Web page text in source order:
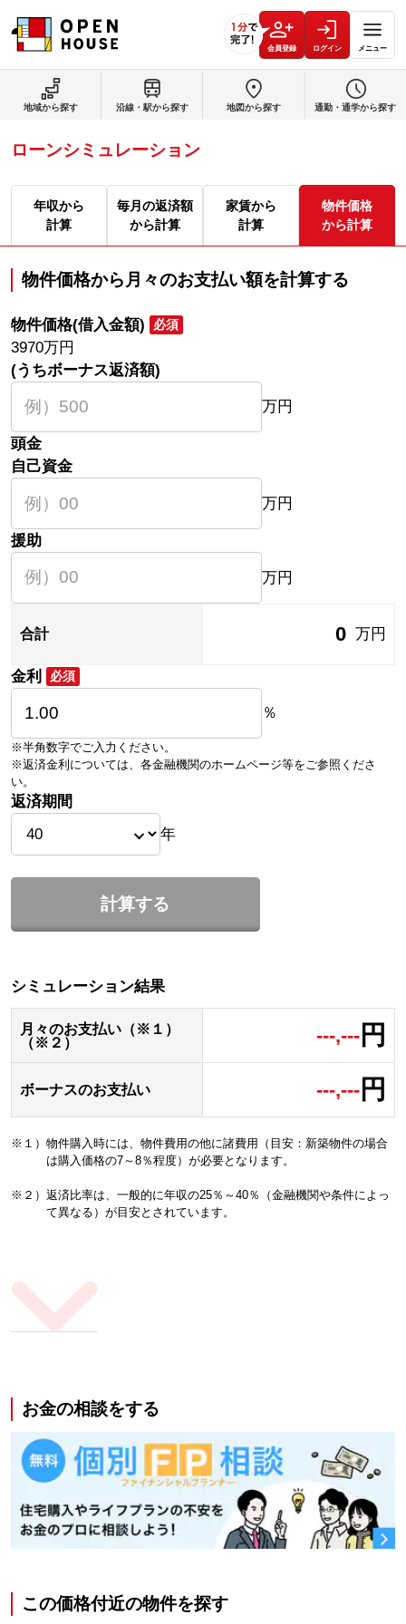
会員登録 ログイン メニュー
地域から探す 沿線・駅から探す 地図から探す 通勤・通学から探す
ローンシミュレーション
年収から
計算
毎月の返済額
から計算
家賃から
計算
物件価格
から計算
物件価格から月々のお支払い額を計算する
物件価格(借入金額) 必須
3970万円
(うちボーナス返済額)
万円
頭金
自己資金
万円
援助
万円
合計 0 万円
金利 必須
％
※半角数字でご入力ください。
※返済金利については、各金融機関のホームページ等をご参照くださ
い。
返済期間
年
計算する
シミュレーション結果
月々のお支払い（※１）
（※２）
---,---円
ボーナスのお支払い ---,---円
※１）物件購入時には、物件費用の他に諸費用（目安：新築物件の場合
は購入価格の7～8％程度）が必要となります。
※２）返済比率は、一般的に年収の25％～40％（金融機関や条件によっ
て異なる）が目安とされています。
お金の相談をする
この価格付近の物件を探す